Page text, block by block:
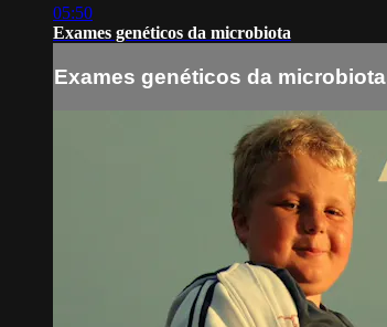
05:50
Exames genéticos da microbiota
Exames genéticos da microbiota